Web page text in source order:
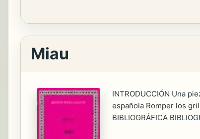
Miau
INTRODUCCIÓN Una
española Romper los
BIBLIOGRÁFICA